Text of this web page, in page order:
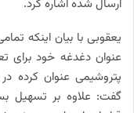
ارسال شده اشاره کرد.
یعقوبی با بیان اینکه
عنوان دغدغه خود برای
پتروشیمی عنوان کرده
گفت: علاوه بر تسهیل